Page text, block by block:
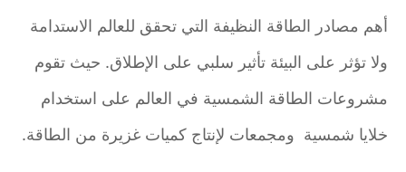
أهم مصادر الطاقة النظيفة التي تحقق للعالم الاستدامة
ولا تؤثر على البيئة تأثير سلبي على الإطلاق. حيث تقوم
مشروعات الطاقة الشمسية في العالم على استخدام
خلايا شمسية ومجمعات لإنتاج كميات غزيرة من الطاقة.